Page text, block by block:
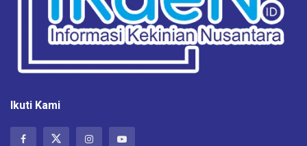
Ikuti Kami